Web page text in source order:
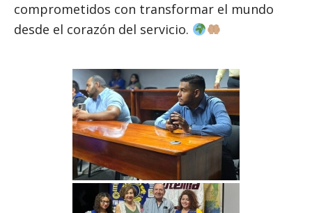
comprometidos con transformar el mundo
desde el corazón del servicio.